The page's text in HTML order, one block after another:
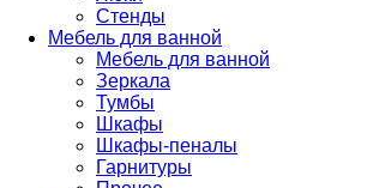
Стенды
Мебель для ванной
Мебель для ванной
Зеркала
Тумбы
Шкафы
Шкафы-пеналы
Гарнитуры